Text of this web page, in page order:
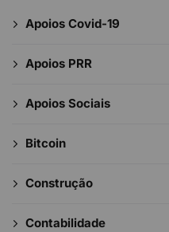
Apoios Covid-19
Apoios PRR
Apoios Sociais
Bitcoin
Construção
Contabilidade